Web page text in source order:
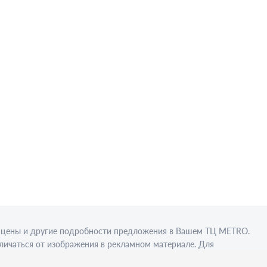
цены и другие подробности предложения в Вашем ТЦ МЕТRО.
от изображения в рекламном материале. Для